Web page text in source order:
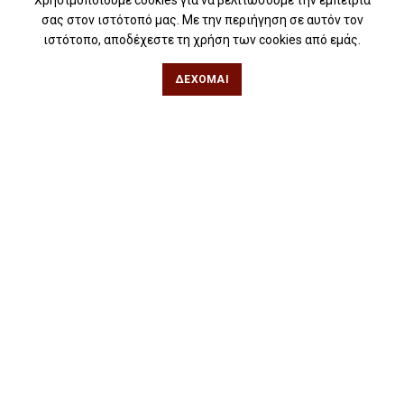
Για βιβλιοφιλικές ομάδες
σας στον ιστότοπό μας. Με την περιήγηση σε αυτόν τον
ιστότοπο, αποδέχεστε τη χρήση των cookies από εμάς.
ΔΈΧΟΜΑΙ